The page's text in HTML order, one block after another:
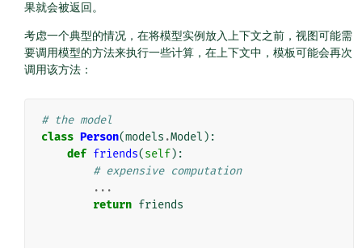
果就会被返回。
考虑一个典型的情况，在将模型实例放入上下文之前，视图可能需
要调用模型的方法来执行一些计算，在上下文中，模板可能会再次
调用该方法：
# the model
class Person(models .Model ):
def friends(self):
# expensive computation
...
return friends